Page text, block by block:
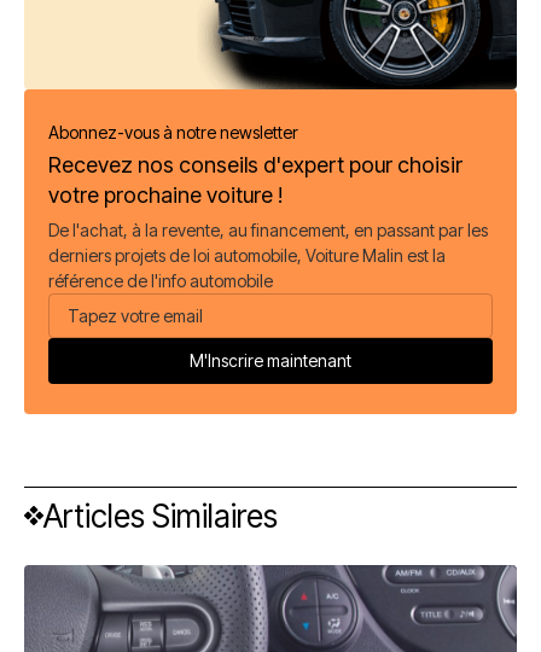
Abonnez-vous à notre newsletter
Recevez nos conseils d'expert pour choisir
votre prochaine voiture !
De l'achat, à la revente, au financement, en passant par les
derniers projets de loi automobile, Voiture Malin est la
référence de l'info automobile
Articles Similaires